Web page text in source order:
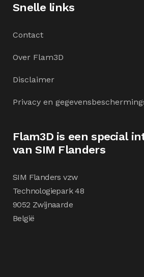
Snelle links
Contact
Over Flam3D
Disclaimer
Privacy en
Flam3D is een special
van SIM Flanders
SIM Flanders vzw
Technologiepark 48
9052 Zwijnaarde
België